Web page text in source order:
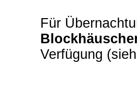
Für
Verfügung